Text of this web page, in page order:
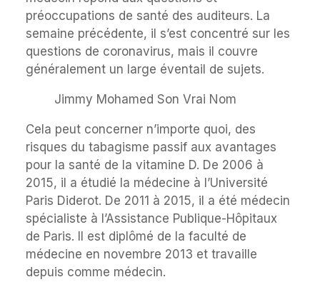
préoccupations de santé des auditeurs. La
semaine précédente, il s’est concentré sur les
questions de coronavirus, mais il couvre
généralement un large éventail de sujets.
Jimmy Mohamed Son Vrai Nom
Cela peut concerner n’importe quoi, des
risques du tabagisme passif aux avantages
pour la santé de la vitamine D. De 2006 à
2015, il a étudié la médecine à l’Université
Paris Diderot. De 2011 à 2015, il a été médecin
spécialiste à l’Assistance Publique-Hôpitaux
de Paris. Il est diplômé de la faculté de
médecine en novembre 2013 et travaille
depuis comme médecin.